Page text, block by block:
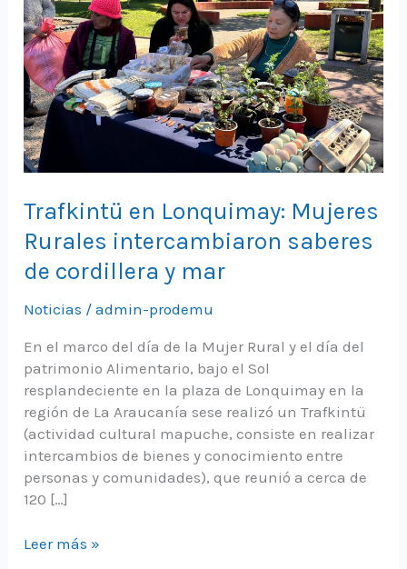
Trafkintü en Lonquimay: Mujeres
Rurales intercambiaron saberes
de cordillera y mar
Noticias /admin-prodemu
En el marco del día de la Mujer Rural y el día del
patrimonio Alimentario, bajo el Sol
resplandeciente en la plaza de Lonquimay en la
región de La Araucanía sese realizó un Trafkintü
(actividad cultural mapuche, consiste en realizar
intercambios de bienes y conocimiento entre
personas y comunidades), que reunió a cerca de
120 […]
Trafkintü
Leer más »